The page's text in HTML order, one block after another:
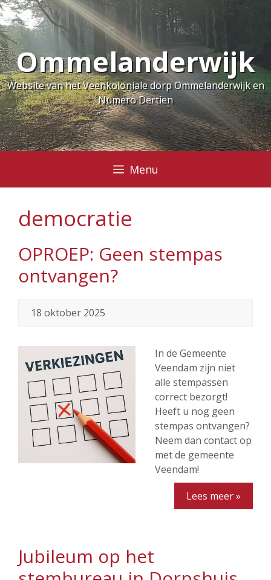
Ga
naar
de
inhoudOmmelanderwijk
Website van het Veenkoloniale dorp Ommelanderwijk en
Numero Dertien
Menu
democratie
OPROEP: Geen stempas
ontvangen?
18 oktober 2025
In de Gemeente
Veendam zijn niet
alle stempassen
correct bezorgt!
Heeft u nog geen
stempas ontvangen?
Neem dan contact op
met de gemeente
Veendam!
Lees meer »
Jubileum op het